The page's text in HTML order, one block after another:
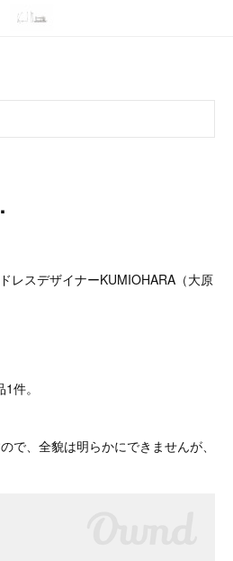
スデザイナーKUMIOHARA（大原
件。
で、全貌は明らかにできませんが、